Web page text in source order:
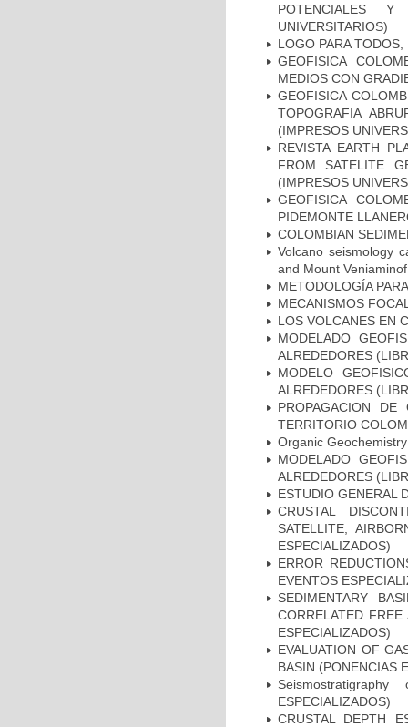
POTENCIALES
UNIVERSITARIOS)
LOGO PARA
GEOFISICA
MEDIOS CON
GEOFISICA
TOPOGRAFIA
(IMPRESOS
REVISTA EARTH
FROM SATELITE
(IMPRESOS
GEOFISICA
PIDEMONTE
COLOMBIAN
Volcano seismology
and Mount
METODOLOGÍA
MECANISMOS
LOS VOLCANES EN
MODELADO
ALREDEDORES
MODELO
ALREDEDORES
PROPAGACION
TERRITORIO
Organic
MODELADO
ALREDEDORES
ESTUDIO GENERAL
CRUSTAL
SATELLITE,
ESPECIALIZADOS)
ERROR
EVENTOS
SEDIMENTARY
CORRELATED
ESPECIALIZADOS)
EVALUATION OF
BASIN (PONENCIAS
ESPECIALIZADOS)
CRUSTAL DEPTH